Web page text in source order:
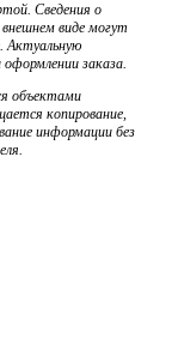
Сведения о
виде могут
Актуальную
заказа.
объектами
копирование,
информации без